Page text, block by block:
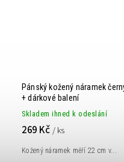
Pánský kožený náramek
+ dárkové balení
Skladem ihned k odeslání
269 Kč / ks
Kožený náramek měří 22 cm v...